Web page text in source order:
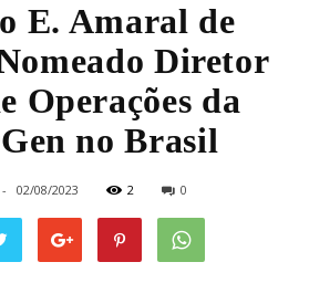
E. Amaral de
Diretor
Operações da
no Brasil
- 02/08/2023 2 0